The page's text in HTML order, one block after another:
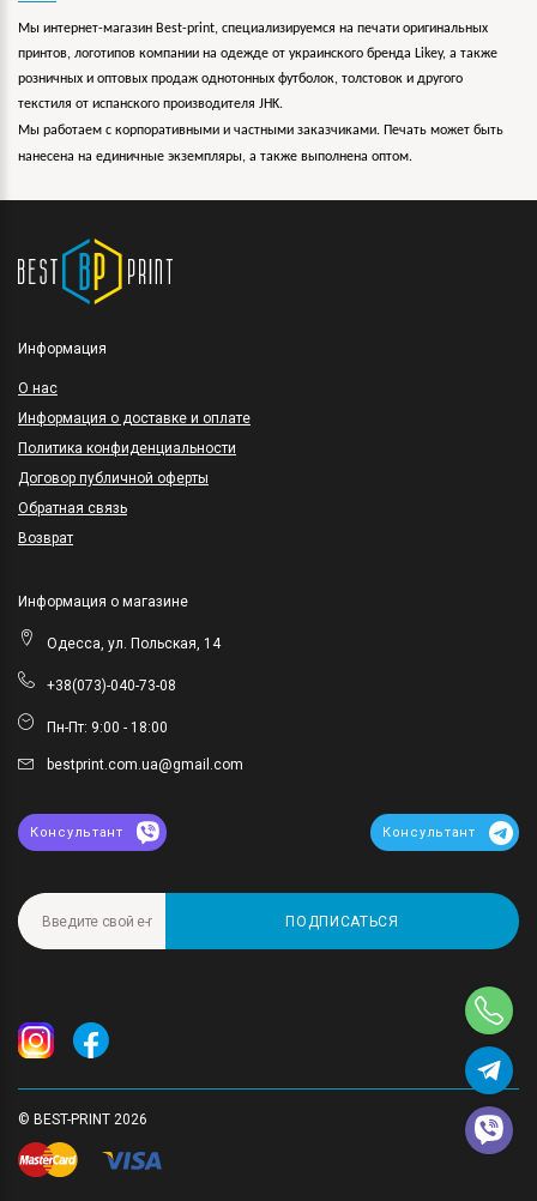
Мы интернет-магазин Best-print, специализируемся на печати оригинальных
принтов, логотипов компании на одежде от украинского бренда Likey, а также
розничных и оптовых продаж однотонных футболок, толстовок и другого
текстиля от испанского производителя JHK.
Мы работаем с корпоративными и частными заказчиками. Печать может быть
нанесена на единичные экземпляры, а также выполнена оптом.
Информация
O нас
Информация о доставке и оплате
Политика конфиденциальности
Договор публичной оферты
Обратная связь
Возврат
Информация о магазине
Одесса, ул. Польская, 14
+38(073)-040-73-08
Пн-Пт: 9:00 - 18:00
bestprint.com.ua@gmail.com
Консультант Консультант
ПОДПИСАТЬСЯ
© BEST-PRINT 2026